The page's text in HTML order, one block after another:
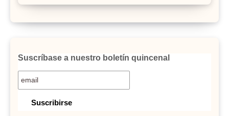
Suscríbase a nuestro boletín quincenal